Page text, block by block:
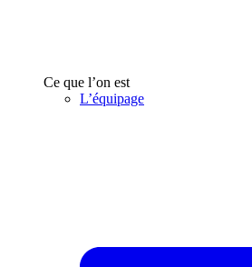
Ce que l’on est
L’équipage